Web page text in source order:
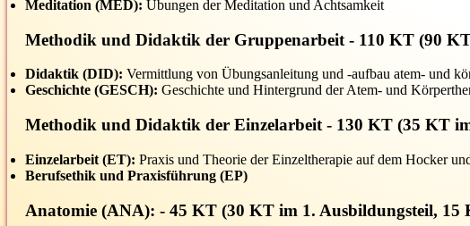
Meditation (MED): Übungen der Meditation und Achtsamkeit
Methodik und Didaktik der Gruppenarbeit - 110 KT (90
Didaktik (DID): Vermittlung von Übungsanleitung und -aufbau atem- und
Geschichte (GESCH): Geschichte und Hintergrund der Atem- und
Methodik und Didaktik der Einzelarbeit - 130 KT (35 KT
Einzelarbeit (ET): Praxis und Theorie der Einzeltherapie auf dem Hocker
Berufsethik und Praxisführung (EP)
Anatomie (ANA): - 45 KT (30 KT im 1. Ausbildungsteil, 15